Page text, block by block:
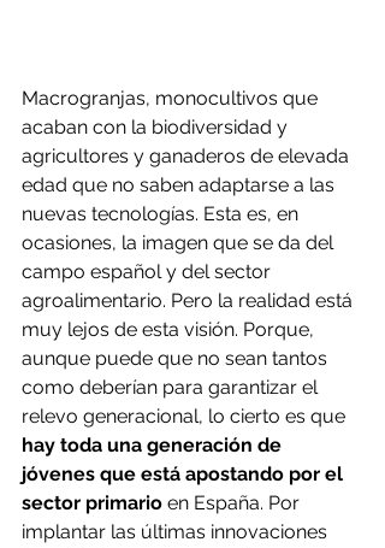
Macrogranjas, monocultivos que
acaban con la biodiversidad y
agricultores y ganaderos de elevada
edad que no saben adaptarse a las
nuevas tecnologías. Esta es, en
ocasiones, la imagen que se da del
campo español y del sector
agroalimentario. Pero la realidad está
muy lejos de esta visión. Porque,
aunque puede que no sean tantos
como deberían para garantizar el
relevo generacional, lo cierto es que
hay toda una generación de
jóvenes que está apostando por el
sector primario en España. Por
implantar las últimas innovaciones